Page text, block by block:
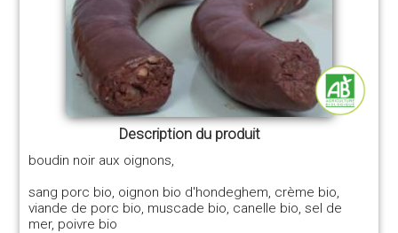
Description du produit
boudin noir aux oignons,
sang porc bio, oignon bio d'hondeghem, crème bio,
viande de porc bio, muscade bio, canelle bio, sel de
mer, poivre bio